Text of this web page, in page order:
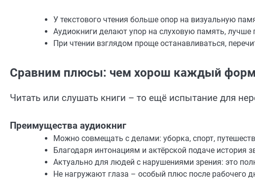
У текстового чтения больше опор на визуальную
Аудиокниги делают упор на слуховую память,
При чтении взглядом проще останавливаться,
Сравним плюсы: чем хорош каждый
Читать или слушать книги – то ещё испытание для
Преимущества аудиокниг
Можно совмещать с делами: уборка, спорт,
Благодаря интонациям и актёрской подаче история
Актуально для людей с нарушениями зрения: это
Не нагружают глаза – особый плюс после рабочего